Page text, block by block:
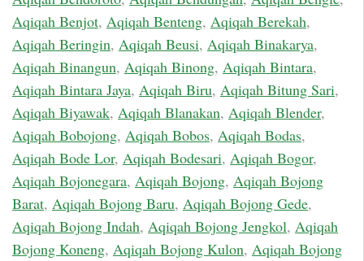
Aqiqah Benjot, Aqiqah Benteng, Aqiqah Berekah,
Aqiqah Beringin, Aqiqah Beusi, Aqiqah Binakarya,
Aqiqah Binangun, Aqiqah Binong, Aqiqah Bintara,
Aqiqah Bintara Jaya, Aqiqah Biru, Aqiqah Bitung Sari,
Aqiqah Biyawak, Aqiqah Blanakan, Aqiqah Blender,
Aqiqah Bobojong, Aqiqah Bobos, Aqiqah Bodas,
Aqiqah Bode Lor, Aqiqah Bodesari, Aqiqah Bogor,
Aqiqah Bojonegara, Aqiqah Bojong, Aqiqah Bojong
Barat, Aqiqah Bojong Baru, Aqiqah Bojong Gede,
Aqiqah Bojong Indah, Aqiqah Bojong Jengkol, Aqiqah
Bojong Koneng, Aqiqah Bojong Kulon, Aqiqah Bojong